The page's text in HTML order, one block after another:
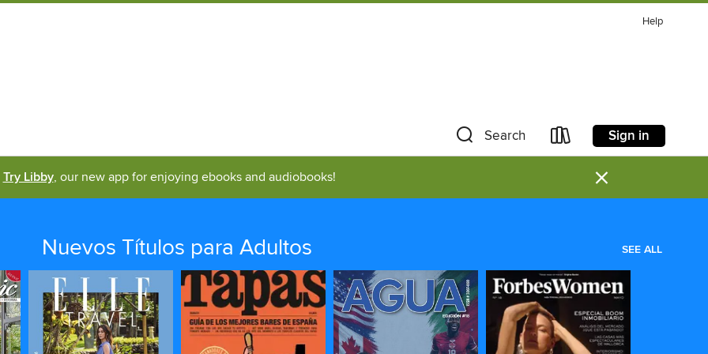
Help
Search Sign in
Try Libby, our new app for enjoying ebooks and audiobooks! ×
Nuevos Títulos para Adultos SEE ALL